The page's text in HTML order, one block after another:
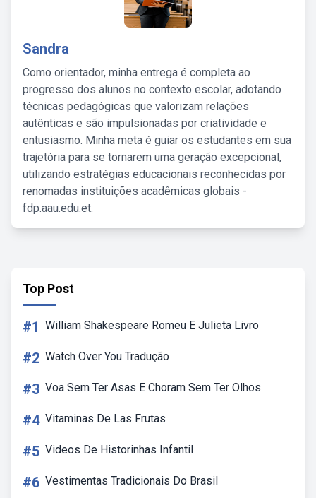
Sandra
Como orientador, minha entrega é completa ao
progresso dos alunos no contexto escolar, adotando
técnicas pedagógicas que valorizam relações
autênticas e são impulsionadas por criatividade e
entusiasmo. Minha meta é guiar os estudantes em sua
trajetória para se tornarem uma geração excepcional,
utilizando estratégias educacionais reconhecidas por
renomadas instituições acadêmicas globais -
fdp.aau.edu.et.
Top Post
#1 William Shakespeare Romeu E Julieta Livro
#2 Watch Over You Tradução
#3 Voa Sem Ter Asas E Choram Sem Ter Olhos
#4 Vitaminas De Las Frutas
#5 Videos De Historinhas Infantil
#6 Vestimentas Tradicionais Do Brasil